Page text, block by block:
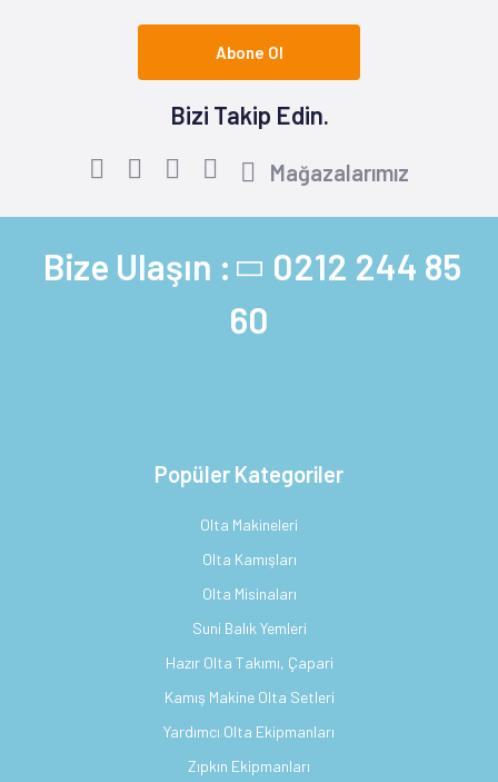
Abone Ol
Bizi Takip Edin.
Mağazalarımız
Bize Ulaşın : 0212 244 85
60
Popüler Kategoriler
Olta Makineleri
Olta Kamışları
Olta Misinaları
Suni Balık Yemleri
Hazır Olta Takımı, Çapari
Kamış Makine Olta Setleri
Yardımcı Olta Ekipmanları
Zıpkın Ekipmanları